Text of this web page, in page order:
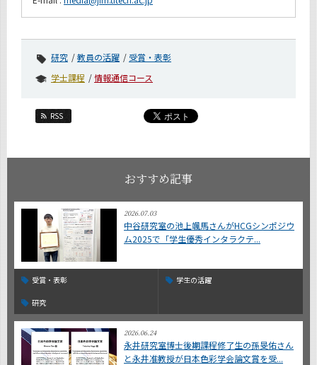
研究 教員の活躍
受賞・表彰
学士課程
情報通信コース
RSS
おすすめ記事
2026.07.03
中谷研究室の池上颯馬さんがHCGシンポジウ
ム2025で「学生優秀インタラクテ...
受賞・表彰 学生の活躍
研究
2026.06.24
永井研究室博士後期課程修了生の孫旻佑さん
と永井准教授が日本色彩学会論文賞を受...